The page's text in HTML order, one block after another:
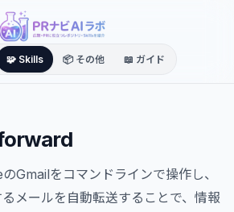
🧩 Skills 📦 その他 📖 ガイド
Gmailをコマンドラインで操作し、
メールを自動転送することで、情報